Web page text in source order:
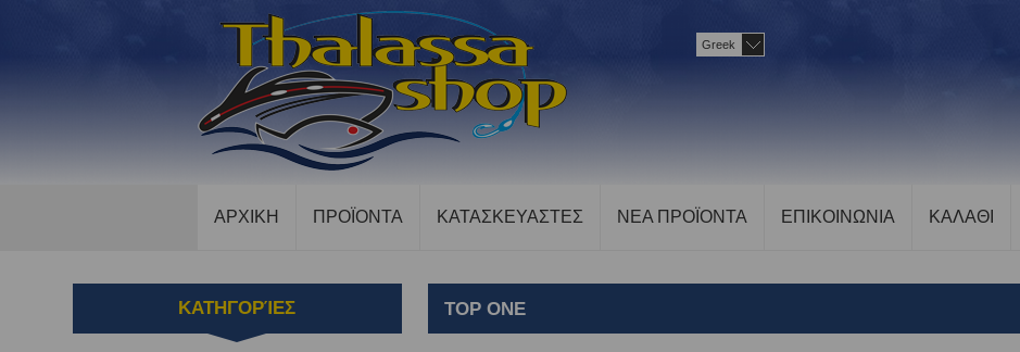
Greek
ΑΡΧΙΚΗ ΠΡΟΪΟΝΤΑ ΚΑΤΑΣΚΕΥΑΣΤΕΣ ΝΕΑ ΠΡΟΪΟΝΤΑ ΕΠΙΚΟΙΝΩΝΙΑ ΚΑΛΑΘΙ
TOP ONE
ΚΑΤΗΓΟΡΊΕΣ